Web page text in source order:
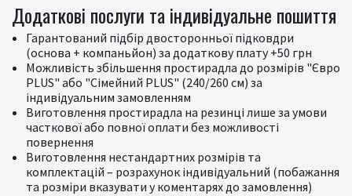
Додаткові послуги та індивідуальне пошиття
Гарантований підбір двосторонньої підковдри
(основа + компаньйон) за додаткову плату +50 грн
Можливість збільшення простирадла до розмірів "Євро
PLUS" або "Сімейний PLUS" (240/260 см) за
індивідуальним замовленням
Виготовлення простирадла на резинці лише за умови
часткової або повної оплати без можливості
повернення
Виготовлення нестандартних розмірів та
комплектацій – розрахунок індивідуальний (побажання
та розміри вказувати у коментарях до замовлення)